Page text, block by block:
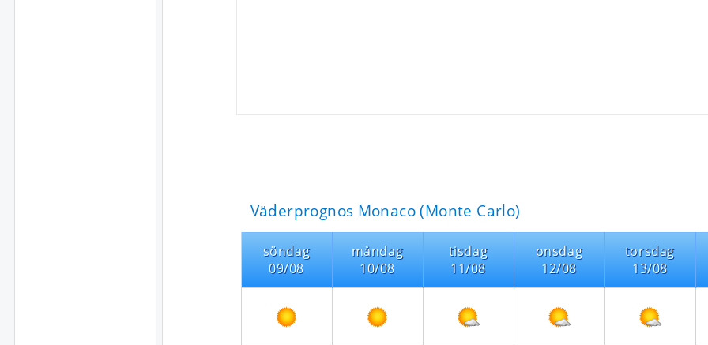
Väderprognos Monaco (Monte Carlo)
söndag
09/08
måndag
10/08
tisdag
11/08
onsdag
12/08
torsdag
13/08